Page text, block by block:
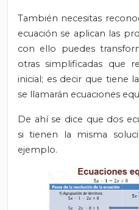
También necesitas
ecuación se aplican las
con ello puedes
otras simplificadas que
inicial; es decir que tiene
se llamarán ecuaciones
De ahí se dice que dos
si tienen la misma
ejemplo.